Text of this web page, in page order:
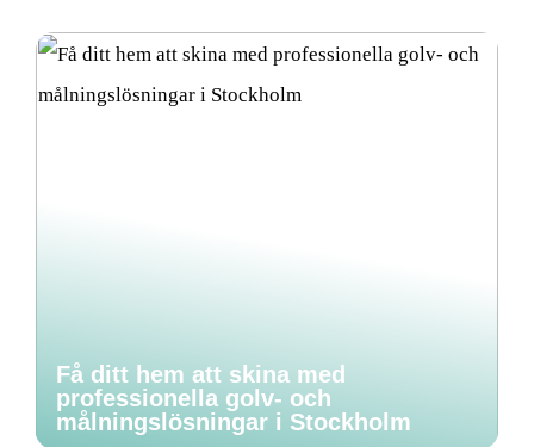
Få ditt hem att skina med
professionella golv- och
målningslösningar i Stockholm